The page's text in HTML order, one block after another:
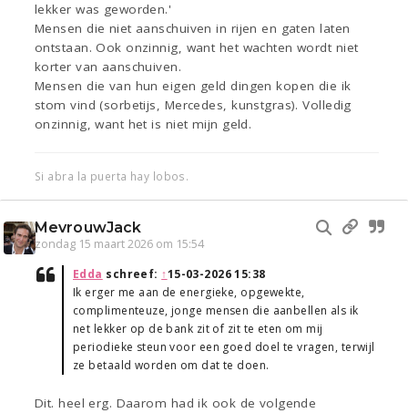
lekker was geworden.'
Mensen die niet aanschuiven in rijen en gaten laten
ontstaan. Ook onzinnig, want het wachten wordt niet
korter van aanschuiven.
Mensen die van hun eigen geld dingen kopen die ik
stom vind (sorbetijs, Mercedes, kunstgras). Volledig
onzinnig, want het is niet mijn geld.
Si abra la puerta hay lobos.
MevrouwJack
zondag 15 maart 2026 om 15:54
Edda schreef: ↑15-03-2026 15:38
Ik erger me aan de energieke, opgewekte,
complimenteuze, jonge mensen die aanbellen als ik
net lekker op de bank zit of zit te eten om mij
periodieke steun voor een goed doel te vragen, terwijl
ze betaald worden om dat te doen.
Dit. heel erg. Daarom had ik ook de volgende